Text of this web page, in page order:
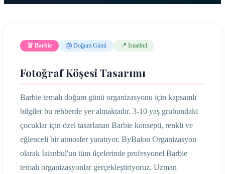
👗 Barbie 🎂 Doğum Günü 📍 İstanbul
Fotoğraf Köşesi Tasarımı
Barbie temalı doğum günü organizasyonu için kapsamlı
bilgiler bu rehberde yer almaktadır. 3-10 yaş grubundaki
çocuklar için özel tasarlanan Barbie konsepti, renkli ve
eğlenceli bir atmosfer yaratıyor. ByBalon Organizasyon
olarak İstanbul'un tüm ilçelerinde profesyonel Barbie
temalı organizasyonlar gerçekleştiriyoruz. Uzman